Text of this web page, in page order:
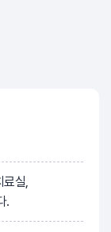
실,
.